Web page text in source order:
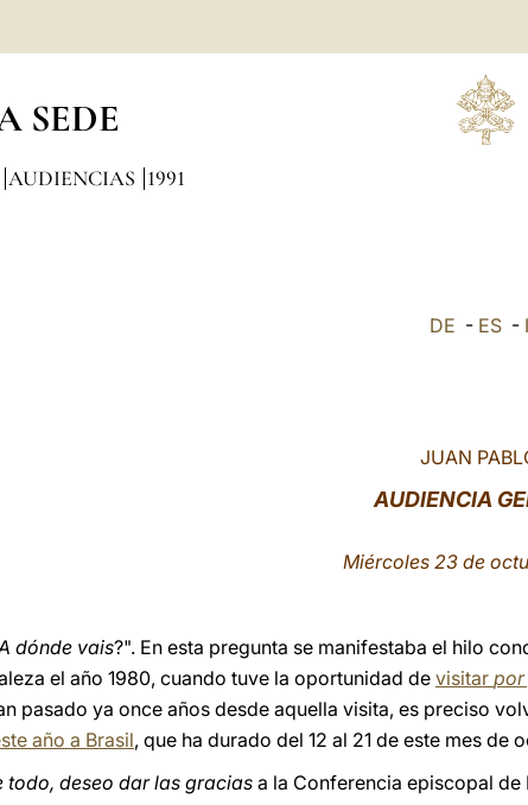
SEDE
AUDIENCIAS 1991
DE - ES -
JUAN
AUDIENCIA
Miércoles 23 de
dónde vais?". En esta pregunta se manifestaba el hilo
el año 1980, cuando tuve la oportunidad de visitar por
pasado ya once años desde aquella visita, es preciso
año a Brasil, que ha durado del 12 al 21 de este mes de
todo, deseo dar las gracias a la Conferencia episcopal